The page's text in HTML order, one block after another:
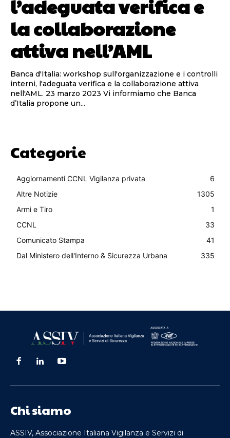
l’adeguata verifica e
la collaborazione
attiva nell’AML
Banca d'Italia: workshop sull'organizzazione e i controlli
interni, l'adeguata verifica e la collaborazione attiva
nell'AML. 23 marzo 2023 Vi informiamo che Banca
d’Italia propone un...
Categorie
Aggiornamenti CCNL Vigilanza privata
6
Altre Notizie
1305
Armi e Tiro
1
CCNL
33
Comunicato Stampa
41
Dal Ministero dell'Interno & Sicurezza Urbana
335
Chi siamo
ASSIV, Associazione Italiana Vigilanza e Servizi di